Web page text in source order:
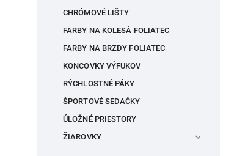
CHRÓMOVÉ LIŠTY
FARBY NA KOLESÁ FOLIATEC
FARBY NA BRZDY FOLIATEC
KONCOVKY VÝFUKOV
RÝCHLOSTNÉ PÁKY
ŠPORTOVÉ SEDAČKY
ÚLOŽNÉ PRIESTORY
ŽIAROVKY